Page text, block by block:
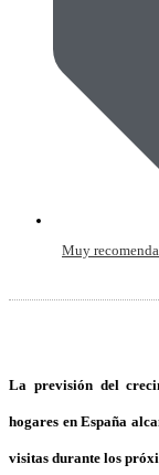
Muy
La previsión del
hogares en España
visitas durante los